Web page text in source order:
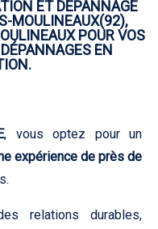
ET DÉPANNAGE
MOULINEAUX(92),
POUR VOS
EN
, vous optez pour un
expérience de près de
relations durables,